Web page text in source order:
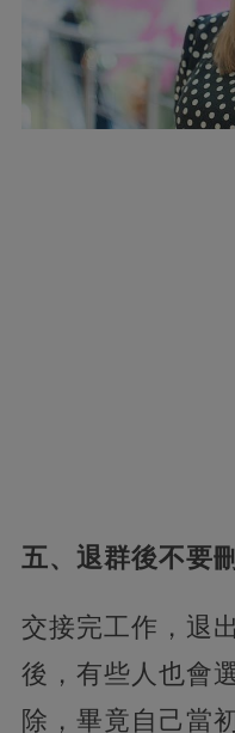
五、退群後不要
交接完工作，退
後，有些人也會
除，畢竟自己當